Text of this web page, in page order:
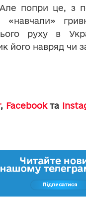
попри це, з
«навчали»
руху в
його навряд чи
, Facebookта